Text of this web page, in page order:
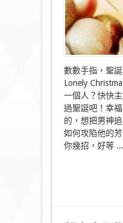
倒
追
男
神
中
數數手指，聖
Lonely
一個人？快快
過聖誕吧！幸
的，想把男神
如何攻陷他的
你幾招，好等 ...